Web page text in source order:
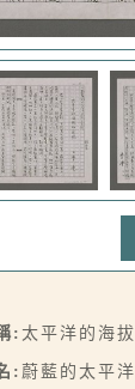
: 太平洋的海
: 蔚藍的太平